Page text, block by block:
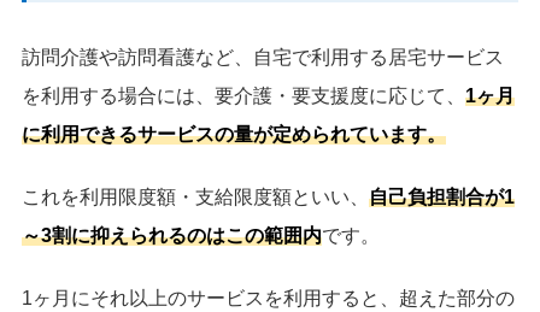
訪問介護や訪問看護など、自宅で利用する居宅サービス
を利用する場合には、要介護・要支援度に応じて、 1ヶ月
に利用できるサービスの量が定められています。
これを利用限度額・支給限度額といい、 自己負担割合が1
～3割に抑えられるのはこの範囲内です。
1ヶ月にそれ以上のサービスを利用すると、超えた部分の